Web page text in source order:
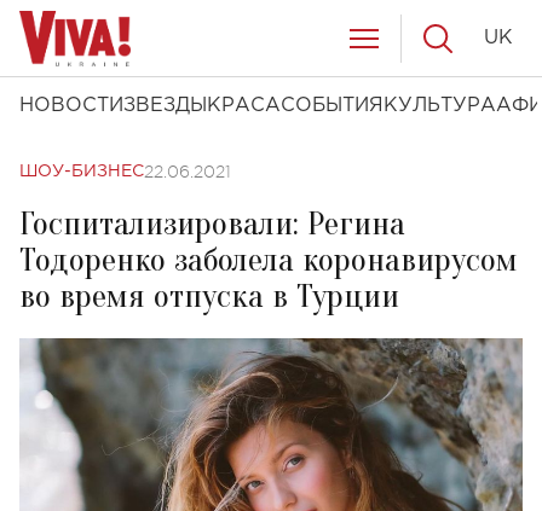
НОВОСТИ ЗВЕЗДЫ КРАСАСОБЫТИЯ КУЛЬТУРА
UK
ШОУ-БИЗНЕС22.06.2021
Госпитализировали: Регина
Тодоренко заболела коронавирусом
во время отпуска в Турции